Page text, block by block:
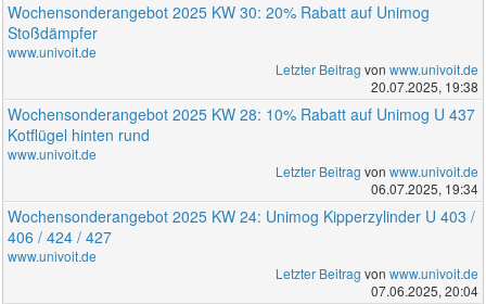
Wochensonderangebot 2025 KW 30: 20% Rabatt auf Unimog
Stoßdämpfer
www.univoit.de
Letzter Beitrag von www.univoit.de
20.07.2025, 19:38
Wochensonderangebot 2025 KW 28: 10% Rabatt auf Unimog U 437
Kotflügel hinten rund
www.univoit.de
Letzter Beitrag von www.univoit.de
06.07.2025, 19:34
Wochensonderangebot 2025 KW 24: Unimog Kipperzylinder U 403 /
406 / 424 / 427
www.univoit.de
Letzter Beitrag von www.univoit.de
07.06.2025, 20:04